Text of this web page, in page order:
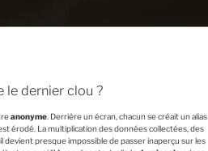
le dernier clou ?
anonyme . Derrière un écran, chacun se créait un alias
érodé. La multiplication des données collectées, des
devient presque impossible de passer inaperçu sur les